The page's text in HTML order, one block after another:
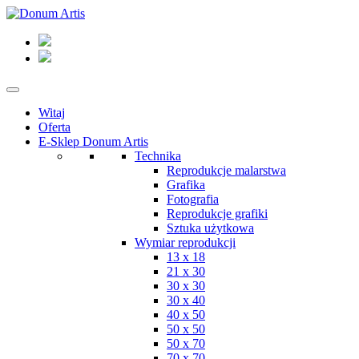
Witaj
Oferta
E-Sklep Donum Artis
Technika
Reprodukcje malarstwa
Grafika
Fotografia
Reprodukcje grafiki
Sztuka użytkowa
Wymiar reprodukcji
13 x 18
21 x 30
30 x 30
30 x 40
40 x 50
50 x 50
50 x 70